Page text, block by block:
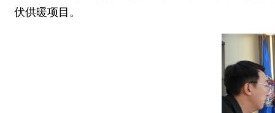
伏供暖项目。